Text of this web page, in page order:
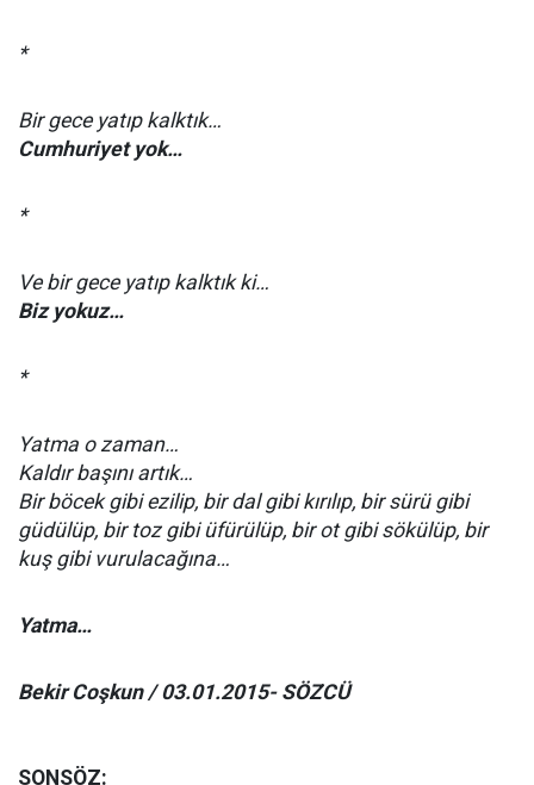
*
Bir gece yatıp kalktık…
Cumhuriyet yok…
*
Ve bir gece yatıp kalktık ki…
Biz yokuz…
*
Yatma o zaman…
Kaldır başını artık…
Bir böcek gibi ezilip, bir dal gibi kırılıp, bir sürü gibi
güdülüp, bir toz gibi üfürülüp, bir ot gibi sökülüp, bir
kuş gibi vurulacağına…
Yatma…
Bekir Coşkun / 03.01.2015- SÖZCÜ
SONSÖZ: